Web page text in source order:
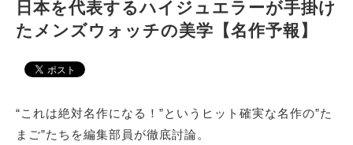
日本を代表するハイジュエラーが手掛け
たメンズウォッチの美学【名作予報】
“これは絶対名作になる！”というヒット確実な名作の”た
まご”たちを編集部員が徹底討論。
CAR&BIKE
LIFESTYLE
MAGAZINE